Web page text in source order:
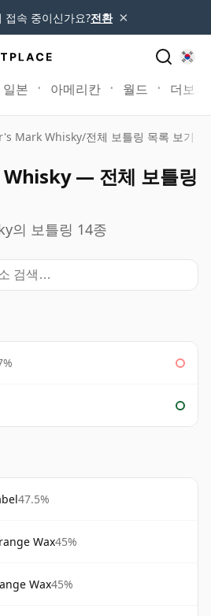
접속 중이신가요?전환 ×
일본 아메리칸 월드 더보기
Mark Whisky/전체 보틀링 목록 보기
— 전체 보틀링
의 보틀링 14종
47.5%
Wax45%
Wax45%